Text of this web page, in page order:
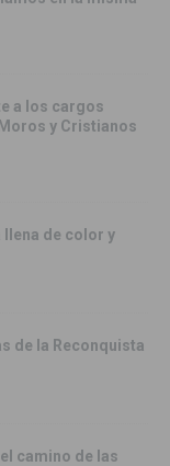
a los cargos
y Cristianos
llena de color y
de la Reconquista
camino de las